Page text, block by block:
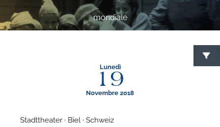
mondiale
Lunedì
19
Novembre 2018
Stadttheater · Biel · Schweiz